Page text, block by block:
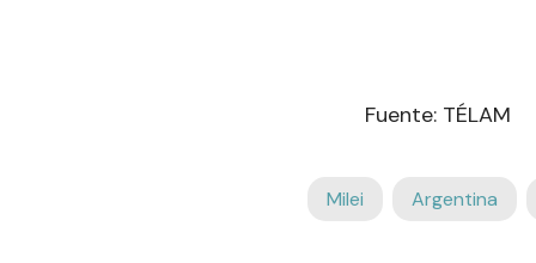
Fuente: TÉLAM
Milei Argentina